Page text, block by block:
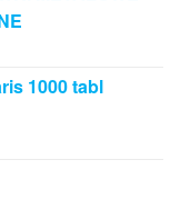
1000 tabl